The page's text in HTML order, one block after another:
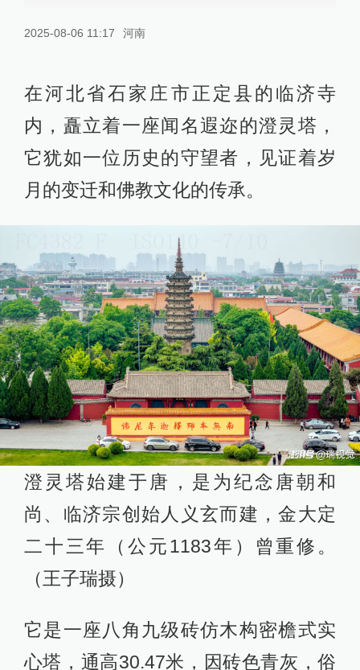
2025-08-06 11:17 河南
在河北省石家庄市正定县的临济寺
内，矗立着一座闻名遐迩的澄灵塔，
它犹如一位历史的守望者，见证着岁
月的变迁和佛教文化的传承。
澄灵塔始建于唐，是为纪念唐朝和
尚、临济宗创始人义玄而建，金大定
二十三年（公元1183年）曾重修。
（王子瑞摄）
它是一座八角九级砖仿木构密檐式实
心塔，通高30.47米，因砖色青灰，俗